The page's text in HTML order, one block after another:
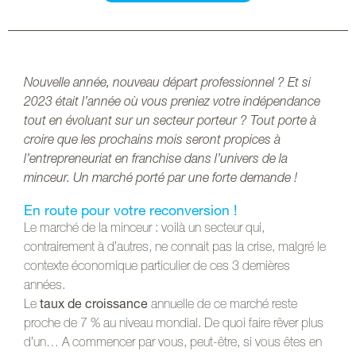
Nouvelle année, nouveau départ professionnel ? Et si
2023 était l’année où vous preniez votre indépendance
tout en évoluant sur un secteur porteur ? Tout porte à
croire que les prochains mois seront propices à
l’entrepreneuriat en franchise dans l’univers de la
minceur. Un marché porté par une forte demande !
En route pour votre reconversion !
Le marché de la minceur : voilà un secteur qui,
contrairement à d’autres, ne connait pas la crise, malgré le
contexte économique particulier de ces 3 dernières
années.
Le taux de croissance annuelle de ce marché reste
proche de 7 % au niveau mondial. De quoi faire rêver plus
d’un… A commencer par vous, peut-être, si vous êtes en